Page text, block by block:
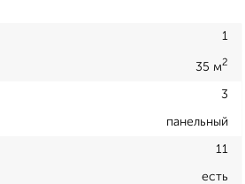
1
35 м2
3
панельный
11
есть